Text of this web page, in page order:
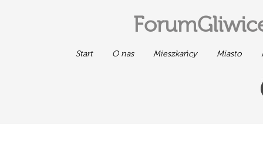
Start O nas Mieszkańcy Miasto